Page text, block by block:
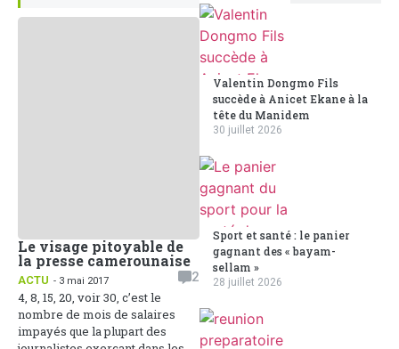
Le visage pitoyable de
la presse camerounaise
ACTU - 3 mai 2017
2
4, 8, 15, 20, voir 30, c’est le
nombre de mois de salaires
impayés que la plupart des
Valentin Dongmo Fils
succède à Anicet Ekane à la
tête du Manidem
30 juillet 2026
Sport et santé : le panier
gagnant des « bayam-
sellam »
28 juillet 2026